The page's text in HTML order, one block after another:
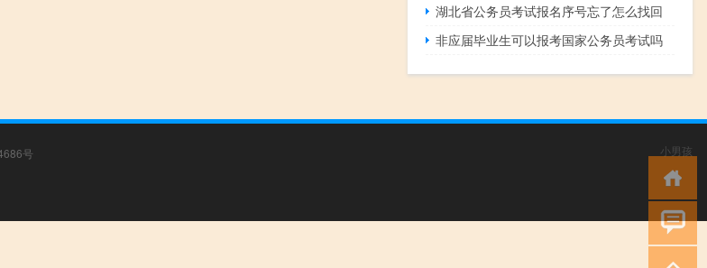
湖北省公务员考试报名序号忘了怎么找回
非应届毕业生可以报考国家公务员考试吗
号
小男孩